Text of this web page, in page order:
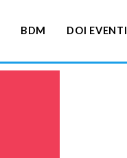
BDM DOI EVENTI